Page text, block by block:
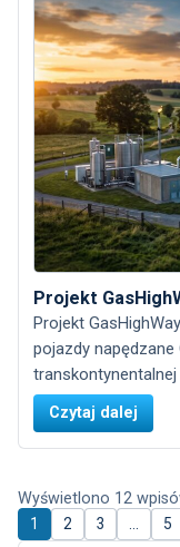
Projekt
Projekt
pojazdy
Czytaj dalej
Wyświetlono 12
1 2 3 5